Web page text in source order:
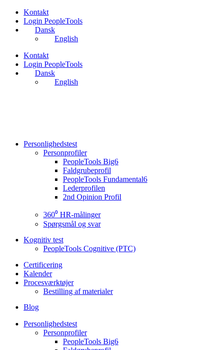
Videre
indhold
Kontakt
Login PeopleTools
Dansk
English
Kontakt
Login PeopleTools
Dansk
English
Personlighedstest
Personprofiler
PeopleTools Big6
Faldgrubeprofil
PeopleTools Fundamental6
Lederprofilen
2nd Opinion Profil
360⁰ HR-målinger
Spørgsmål og svar
Kognitiv test
PeopleTools Cognitive (PTC)
Certificering
Kalender
Procesværktøjer
Bestilling af materialer
Blog
Personlighedstest
Personprofiler
PeopleTools Big6